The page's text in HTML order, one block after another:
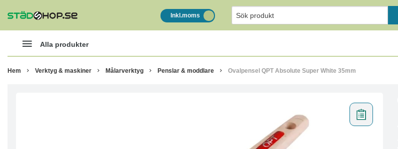
Inkl.moms
Alla produkter
Hem Verktyg & maskiner Målarverktyg Penslar & moddlare Ovalpensel QPT Absolute Super White 35mm